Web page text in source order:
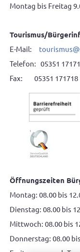
Montag bis Freitag
Tourismus/
E-Mail: tourismus@
Telefon: 05351
Fax: 05351 171718
Öffnungszeiten
Montag: 08.00 bis
Dienstag: 08.00 bis
Mittwoch: 08.00 bis
Donnerstag: 08.00